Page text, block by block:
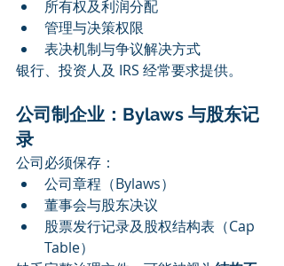
所有权及利润分配
管理与决策权限
表决机制与争议解决方式
银行、投资人及 IRS 经常要求提供。
公司制企业：Bylaws 与股东记
录
公司必须保存：
公司章程（Bylaws）
董事会与股东决议
股票发行记录及股权结构表（Cap
Table）